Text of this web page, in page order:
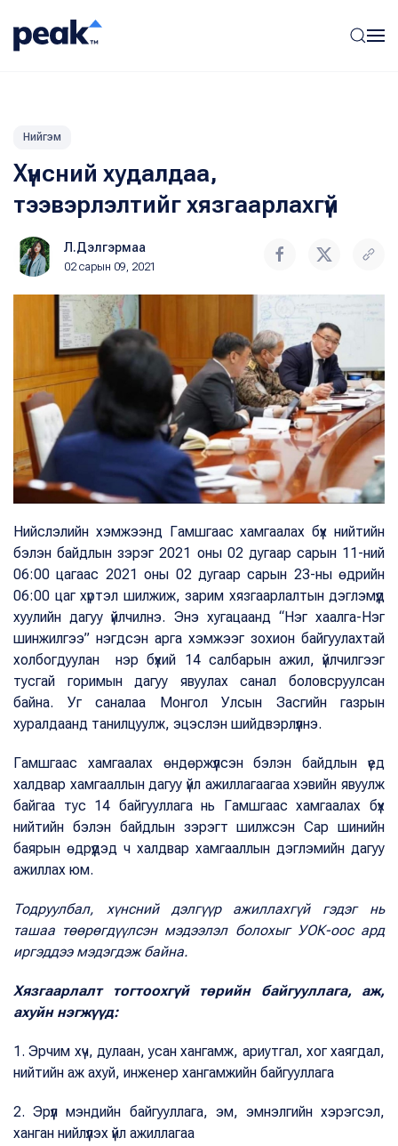
Нийгэм
Хүнсний худалдаа,
тээвэрлэлтийг хязгаарлахгүй
Л.Дэлгэрмаа
02 сарын 09, 2021
Нийслэлийн хэмжээнд Гамшгаас хамгаалах бүх нийтийн
бэлэн байдлын зэрэг 2021 оны 02 дугаар сарын 11-ний
06:00 цагаас 2021 оны 02 дугаар сарын 23-ны өдрийн
06:00 цаг хүртэл шилжиж, зарим хязгаарлалтын дэглэмүүд
хуулийн дагуу үйлчилнэ. Энэ хугацаанд “Нэг хаалга-Нэг
шинжилгээ” нэгдсэн арга хэмжээг зохион байгуулахтай
холбогдуулан нэр бүхий 14 салбарын ажил, үйлчилгээг
тусгай горимын дагуу явуулах санал боловсруулсан
байна. Уг саналаа Монгол Улсын Засгийн газрын
хуралдаанд танилцуулж, эцэслэн шийдвэрлүүлнэ.
Гамшгаас хамгаалах өндөржүүлсэн бэлэн байдлын үед
халдвар хамгааллын дагуу үйл ажиллагаагаа хэвийн явуулж
байгаа тус 14 байгууллага нь Гамшгаас хамгаалах бүх
нийтийн бэлэн байдлын зэрэгт шилжсэн Сар шинийн
баярын өдрүүдэд ч халдвар хамгааллын дэглэмийн дагуу
ажиллах юм.
Тодруулбал, хүнсний дэлгүүр ажиллахгүй гэдэг нь
ташаа төөрөгдүүлсэн мэдээлэл болохыг УОК-оос ард
иргэддээ мэдэгдэж байна.
Хязгаарлалт тогтоохгүй төрийн байгууллага, аж,
ахуйн нэгжүүд:
1. Эрчим хүч, дулаан, усан хангамж, ариутгал, хог хаягдал,
нийтийн аж ахуй, инженер хангамжийн байгууллага
2. Эрүүл мэндийн байгууллага, эм, эмнэлгийн хэрэгсэл,
ханган нийлүүлэх үйл ажиллагаа